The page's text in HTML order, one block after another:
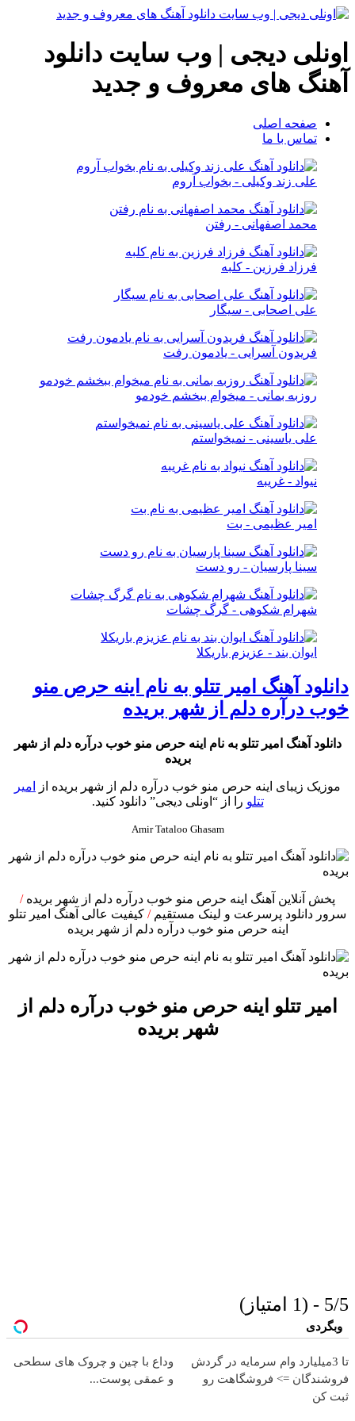
اونلی دیجی | وب سایت دانلود
آهنگ های معروف و جدید
صفحه اصلی
تماس با ما
علی زند وکیلی - بخواب آروم
محمد اصفهانی - رفتن
فرزاد فرزین - کلبه
علی اصحابی - سیگار
فریدون آسرایی - یادمون رفت
روزبه بمانی - میخوام ببخشم خودمو
علی یاسینی - نمیخواستم
نیواد - غریبه
امیر عظیمی - بت
سینا پارسیان - رو دست
شهرام شکوهی - گرگ چشات
ایوان بند - عزیزم باریکلا
دانلود آهنگ امیر تتلو به نام اینه حرص منو
خوب درآره دلم از شهر بریده
دانلود آهنگ امیر تتلو به نام اینه حرص منو خوب درآره دلم از شهر
بریده
موزیک زیبای اینه حرص منو خوب درآره دلم از شهر بریده از
امیر
تتلو را از “اونلی دیجی” دانلود کنید.
Amir Tataloo Ghasam
پخش آنلاین آهنگ اینه حرص منو خوب درآره دلم از شهر بریده/
سرور دانلود پرسرعت و لینک مستقیم/ کیفیت عالی آهنگ امیر تتلو
اینه حرص منو خوب درآره دلم از شهر بریده
امیر تتلو اینه حرص منو خوب درآره دلم از
شهر بریده
5/5 - (1 امتیاز)
وبگردی
تا 3میلیارد وام سرمایه در گردش
فروشندگان => فروشگاهت رو
ثبت کن
وداع با چین و چروک های سطحی
و عمقی پوست...